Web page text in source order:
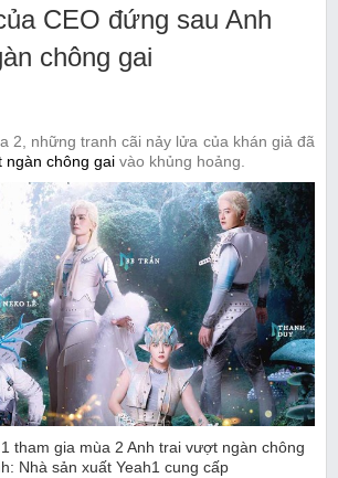
CEO đứng sau Anh
chông gai
2, những tranh cãi nảy lửa của khán giả đã
ngàn chông gai vào khủng hoảng.
tham gia mùa 2 Anh trai vượt ngàn chông
Nhà sản xuất Yeah1 cung cấp